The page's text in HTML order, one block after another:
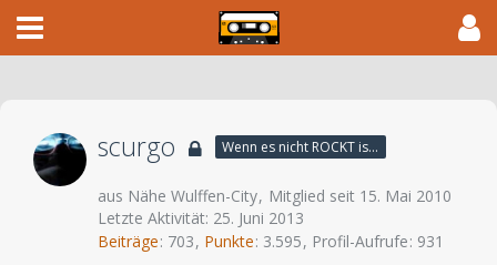
scurgo Wenn es nicht ROCKT is es fürn ARSCH!
aus Nähe Wulffen-City
Mitglied seit 15. Mai 2010
Letzte Aktivität: 25. Juni 2013
Beiträge 703 Punkte 3.595 Profil-Aufrufe 931